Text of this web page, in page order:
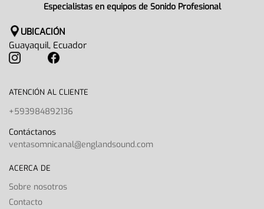
Especialistas en equipos de Sonido Profesional
UBICACIÓN
Guayaquil, Ecuador
ATENCIÓN AL CLIENTE
+593984892136
Contáctanos
ventasomnicanal@englandsound.com
ACERCA DE
Sobre nosotros
Contacto